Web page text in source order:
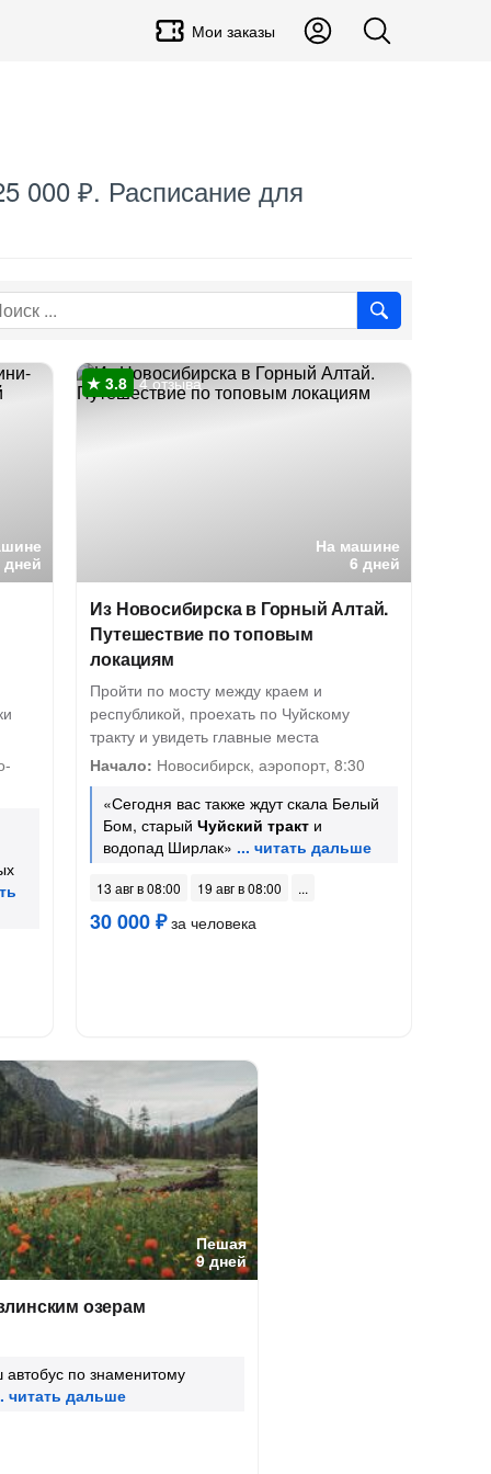
Мои заказы
000 ₽. Расписание для
дней
На машине
6 дней
4 отзыва
Из Новосибирска в Горный Алтай.
Путешествие по топовым
локациям
Пройти по мосту между краем и
республикой, проехать по Чуйскому
тракту и увидеть главные места
Начало: Новосибирск, аэропорт, 8:30
«Сегодня вас также ждут скала Белый
Бом, старыйЧуйский тракт и
водопад Ширлак»
13 авг в 08:00 19 авг в 08:00
30 000 ₽за человека
Пешая
9 дней
озерам
по знаменитому